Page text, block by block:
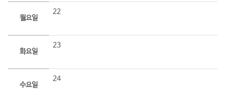
월요일
22
화요일
23
수요일
24